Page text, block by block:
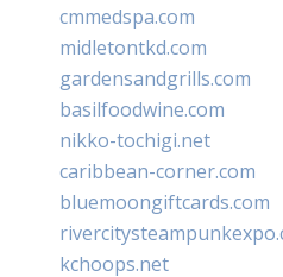
cmmedspa.com
midletontkd.com
gardensandgrills.com
basilfoodwine.com
nikko-tochigi.net
caribbean-corner.com
bluemoongiftcards.com
kchoops.net